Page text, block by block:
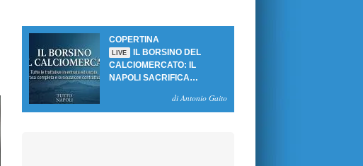
COPERTINA
LIVE
IL BORSINO DEL
CALCIOMERCATO: IL
NAPOLI SACRIFICA
SBLOCCANO ARRIVIdi Antonio Gaito